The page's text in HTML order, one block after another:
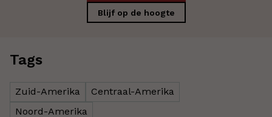
Blijf op de hoogte
Tags
Zuid-Amerika
Centraal-Amerika
Noord-Amerika